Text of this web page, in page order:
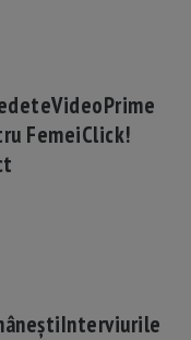
VideoPrime
FemeiClick!
Interviurile